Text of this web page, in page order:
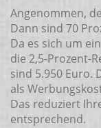
Angenommen,
Dann sind 70
Da es sich um
die 2,5-Prozent-
sind 5.950 Euro.
als
Das reduziert
entsprechend.